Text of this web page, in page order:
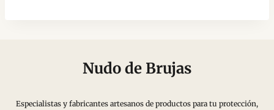
Nudo de Brujas
Especialistas y fabricantes artesanos de productos para tu protección,